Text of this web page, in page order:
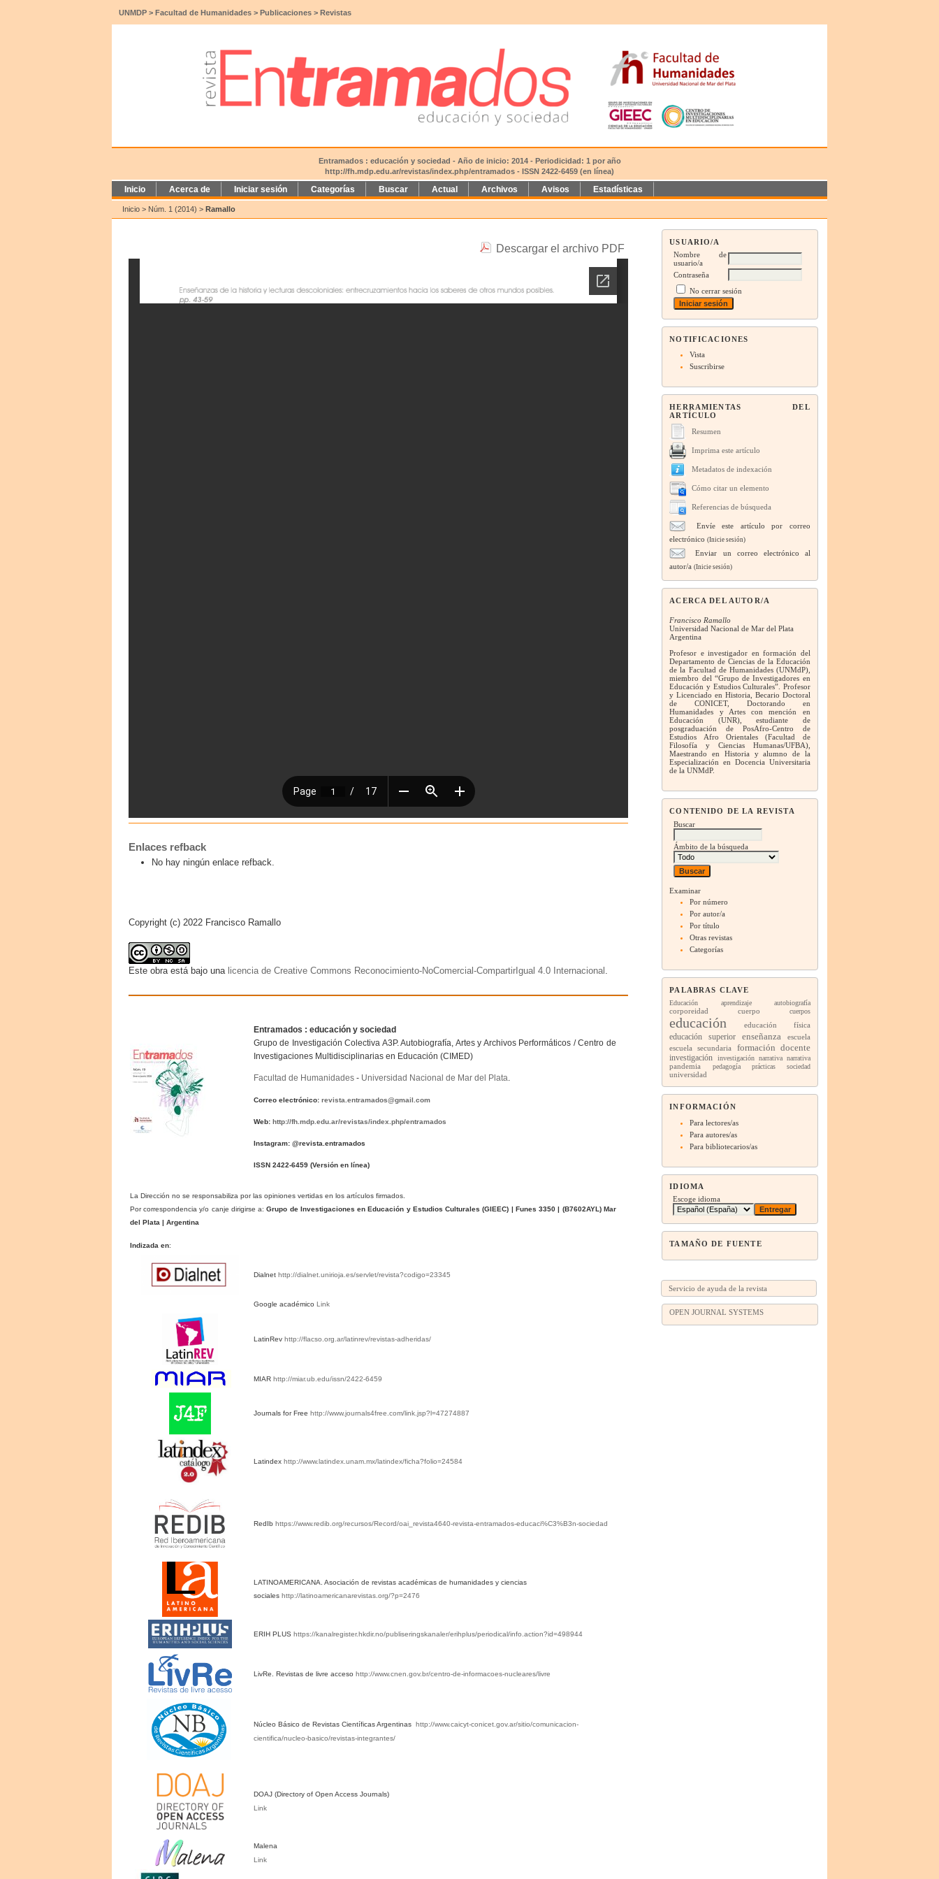
UNMDP > Facultad de Humanidades > Publicaciones > Revistas
Entramados : educación y sociedad - Año de inicio: 2014 - Periodicidad: 1 por año
http://fh.mdp.edu.ar/revistas/index.php/entramados - ISSN 2422-6459 (en línea)
USUARIO/A
Nombre de
usuario/a
Contraseña
No cerrar sesión
NOTIFICACIONES
Vista
Suscribirse
HERRAMIENTAS DEL
ARTÍCULO
Resumen
Imprima este artículo
Metadatos de indexación
Cómo citar un elemento
Referencias de búsqueda
Envíe este artículo por correo
electrónico(Inicie sesión)
Enviar un correo electrónico al
autor/a(Inicie sesión)
ACERCA DEL AUTOR/A
Francisco Ramallo
Universidad Nacional de Mar del Plata
Argentina
Profesor e investigador en formación del
Departamento de Ciencias de la Educación
de la Facultad de Humanidades (UNMdP),
miembro del “Grupo de Investigadores en
Educación y Estudios Culturales”. Profesor
y Licenciado en Historia, Becario Doctoral
de CONICET, Doctorando en
Humanidades y Artes con mención en
Educación (UNR), estudiante de
posgraduación de PosAfro-Centro de
Estudios Afro Orientales (Facultad de
Filosofía y Ciencias Humanas/UFBA),
Maestrando en Historia y alumno de la
Especialización en Docencia Universitaria
de la UNMdP.
CONTENIDO DE LA REVISTA
Buscar
Ámbito de la búsqueda
Examinar
Por número
Por autor/a
Por título
Otras revistas
Categorías
PALABRAS CLAVE
Educación aprendizaje
autobiografía
corporeidad
cuerpo cuerpos
educación
educación física
educación superior
enseñanza
escuela
escuela secundaria
formación docente
investigación investigación narrativa narrativa
pandemia pedagogía prácticas sociedad
universidad
INFORMACIÓN
Para lectores/as
Para autores/as
Para bibliotecarios/as
IDIOMA
Escoge idioma
TAMAÑO DE FUENTE
Servicio de ayuda de la revista
OPEN JOURNAL SYSTEMS
Inicio Acerca de Iniciar sesión Categorías Buscar Actual Archivos Avisos Estadísticas
Inicio > Núm. 1 (2014) > Ramallo
Descargar el archivo PDF
Enlaces refback
No hay ningún enlace refback.
Copyright (c) 2022 Francisco Ramallo
Este obra está bajo una licencia de Creative Commons Reconocimiento-NoComercial-CompartirIgual 4.0 Internacional
Entramados : educación y sociedad
Grupo de Investigación Colectiva A3P. Autobiografía, Artes y Archivos Performáticos / Centro de
Investigaciones Multidisciplinarias en Educación (CIMED)
Facultad de Humanidades- Universidad Nacional de Mar del Plata
Correo electrónico: revista.entramados@gmail.com
Web: http://fh.mdp.edu.ar/revistas/index.php/entramados
Instagram: @revista.entramados
ISSN 2422-6459(Versión en línea)
La Dirección no se responsabiliza por las opiniones vertidas en los artículos firmados.
Por correspondencia y/o canje dirigirse a: Grupo de Investigaciones en Educación y Estudios Culturales (GIEEC) | Funes 3350 | (B7602AYL ) Mar
del Plata | Argentina
Indizada en:
Dialnet http://dialnet.unirioja.es/servlet/revista?codigo=23345
Google académico Link
LatinRev http://flacso.org.ar/latinrev/revistas-adheridas/
MIAR http://miar.ub.edu/issn/2422-6459
Journals for Free http://www.journals4free.com/link.jsp?l=47274887
Latindex http://www.latindex.unam.mx/latindex/ficha?folio=24584
RedIb https://www.redib.org/recursos/Record/oai_revista4640-revista-entramados-educaci%C3%B3n-sociedad
LATINOAMERICANA. Asociación de revistas académicas de humanidades y ciencias
sociales http://latinoamericanarevistas.org/?p=2476
ERIH PLUS https://kanalregister.hkdir.no/publiseringskanaler/erihplus/periodical/info.action?id=498944
LivRe. Revistas de livre acceso http://www.cnen.gov.br/centro-de-informacoes-nucleares/livre
Núcleo Básico de Revistas Científicas Argentinas http://www.caicyt-conicet.gov.ar/sitio/comunicacion-
cientifica/nucleo-basico/revistas-integrantes/
DOAJ (Directory of Open Access Journals)
Link
Malena
Link